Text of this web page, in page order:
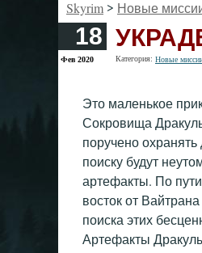
Skyrim > Новые
18
Фев 2020 Категория: Новые
Это маленькое
Сокровища
поручено
поиску будут
артефакты. По
восток от
поиска этих
Артефакты